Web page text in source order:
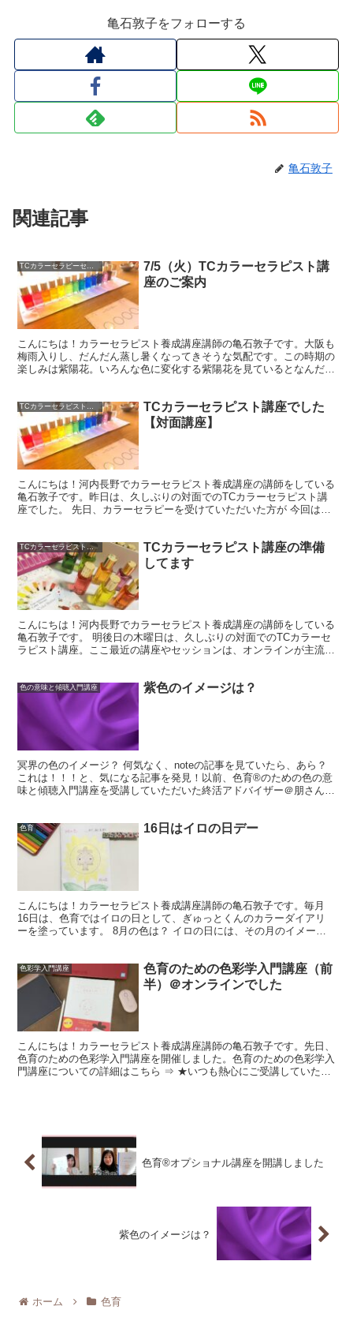
亀石敦子をフォローする
亀石敦子
関連記事
TCカラーセラピーセッション
7/5（火）TCカラーセラピスト講
座のご案内
こんにちは！カラーセラピスト養成講座講師の亀石敦子です。大阪も
梅雨入りし、だんだん蒸し暑くなってきそうな気配です。この時期の
楽しみは紫陽花。いろんな色に変化する紫陽花を見ているとなんだか
TCカラーセラピスト講座
TCカラーセラピスト講座でした
【対面講座】
こんにちは！河内長野でカラーセラピスト養成講座の講師をしている
亀石敦子です。昨日は、久しぶりの対面でのTCカラーセラピスト講
座でした。 先日、カラーセラピーを受けていただいた方が 今回は、
TCカラーセラピスト講座
TCカラーセラピスト講座の準備
してます
こんにちは！河内長野でカラーセラピスト養成講座の講師をしている
亀石敦子です。 明後日の木曜日は、久しぶりの対面でのTCカラーセ
ラピスト講座。ここ最近の講座やセッションは、オンラインが主流だ
色の意味と傾聴入門講座 紫色のイメージは？
冥界の色のイメージ？ 何気なく、noteの記事を見ていたら、あら？
これは！！！と、気になる記事を発見！以前、色育®のための色の意
味と傾聴入門講座を受講していただいた終活アドバイザー＠朋さんの
色育 16日はイロの日デー
こんにちは！カラーセラピスト養成講座講師の亀石敦子です。毎月
16日は、色育ではイロの日として、ぎゅっとくんのカラーダイアリ
ーを塗っています。 8月の色は？ イロの日には、その月のイメージ
色彩学入門講座
色育のための色彩学入門講座（前
半）＠オンラインでした
こんにちは！カラーセラピスト養成講座講師の亀石敦子です。先日、
色育のための色彩学入門講座を開催しました。色育のための色彩学入
門講座についての詳細はこちら ⇒ ★いつも熱心にご受講していただ
色育®オプショナル講座を開講しました
紫色のイメージは？
ホーム 色育